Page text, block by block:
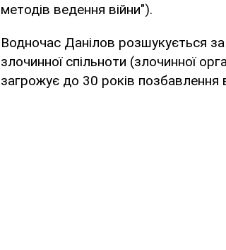
методів ведення війни").
Водночас Данілов розшукується
злочинної спільноти (злочинної
загрожує до 30 років позбавлення